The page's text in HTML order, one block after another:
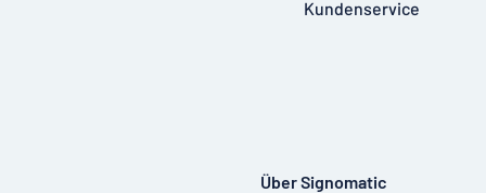
Kundenservice
Über Signomatic